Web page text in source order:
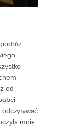
od
–
odczytywać
mnie